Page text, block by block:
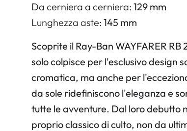
Da cerniera a cerniera: 129 mm
Lunghezza aste: 145 mm
Scoprite il Ray-Ban WAYFARER
solo colpisce per l'esclusivo design
cromatica, ma anche per
da sole ridefiniscono l'eleganza e
tutte le avventure. Dal loro debutto
proprio classico di culto, non da